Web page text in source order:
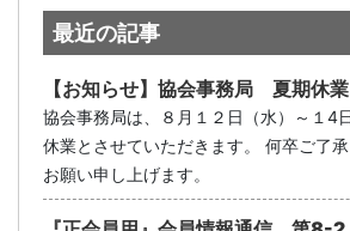
最近の記事
【お知らせ】協会事務局 夏期休
協会事務局は、８月１２日（水）～１4
休業とさせていただきます。 何卒ご了
お願い申し上げます。